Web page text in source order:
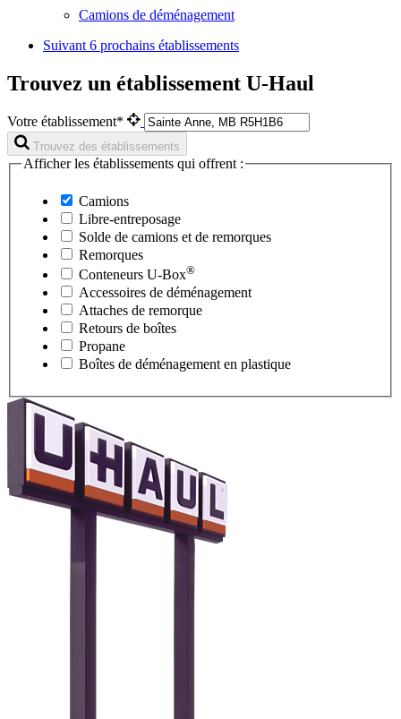
Camions de déménagement
Suivant 6 prochains établissements
Trouvez un établissement U-Haul
Votre établissement*
Trouvez des établissements
Afficher les établissements qui offrent :
Camions
Libre-entreposage
Solde de camions et de remorques
Remorques
Conteneurs U-Box®
Accessoires de déménagement
Attaches de remorque
Retours de boîtes
Propane
Boîtes de déménagement en plastique